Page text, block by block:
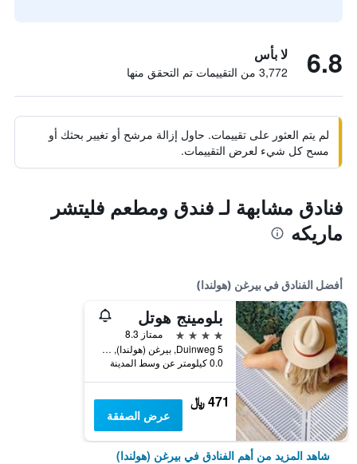
6.8 لا بأس
3,772 من التقييمات تم التحقق منها
لم يتم العثور على تقييمات. حاول إزالة مرشح أو تغيير بحثك أو
مسح كل شيء لعرض التقييمات.
فنادق مشابهة لـ فندق ومطعم فليتشر
ماريكه
أفضل الفنادق في بيرغن (هولندا)
بلومينج هوتل
4 نجوم
ممتاز 8.3
Duinweg 5, بيرغن (هولندا), مقاطعة شمال هولندا, هولندا
0.0 كيلومتر عن وسط المدينة
471 ﷼
عرض الصفقة
شاهد المزيد من أهم الفنادق في بيرغن (هولندا)